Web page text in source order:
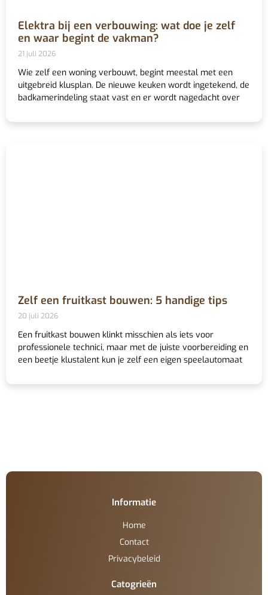
Elektra bij een verbouwing: wat doe je zelf
en waar begint de vakman?
21 juli 2026
Wie zelf een woning verbouwt, begint meestal met een
uitgebreid klusplan. De nieuwe keuken wordt ingetekend, de
badkamerindeling staat vast en er wordt nagedacht over
Zelf een fruitkast bouwen: 5 handige tips
20 juli 2026
Een fruitkast bouwen klinkt misschien als iets voor
professionele technici, maar met de juiste voorbereiding en
een beetje klustalent kun je zelf een eigen speelautomaat
Informatie
Home
Contact
Privacybeleid
Catogrieën